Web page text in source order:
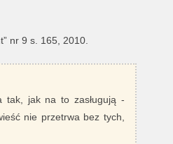
nr 9 s. 165, 2010.
tak, jak na to zasługują -
nie przetrwa bez tych,